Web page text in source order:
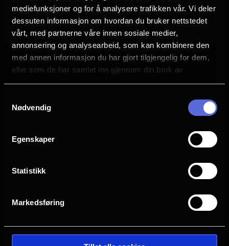
mediefunksjoner og for å analysere trafikken vår. Vi deler
dessuten informasjon om hvordan du bruker nettstedet
vårt, med partnerne våre innen sosiale medier,
annonsering og analysearbeid, som kan kombinere den
med annen informasjon du har gjort tilgjengelig for dem,
eller som de har samlet inn gjennom din bruk av
tjenestene deres.
Nødvendig
Egenskaper
Statistikk
Markedsføring
dato?):Klingenberg kino kl. 17.00Lagunen kino kl.
17:30 Asker kino kl. 17:30 Kilden kino kl. 17:30Askim
kino kl. 17:30Halden kino kl. 17:30Sarpsborg kino kl.
17:30